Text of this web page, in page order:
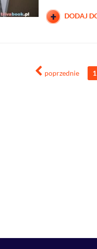
DODAJ
poprzednie 1